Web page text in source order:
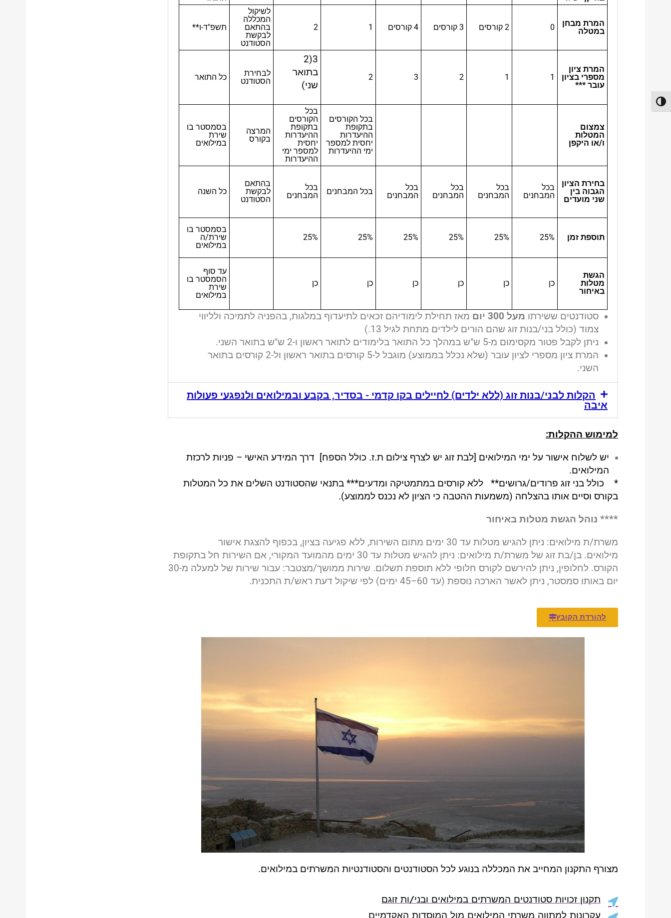
הפעל/כבה ניגודיות גבוהה
המרת מבחן
במטלה
0 2 קורסים 3 קורסים 4 קורסים 1
2
לשיקול
המכללה
בהתאם
לבקשת
הסטודנט
תשפ"ד-ו**
המרת ציון
מספרי בציון
עובר ***
1
1
2
3
2
3
(2
בתואר
שני)
לבחירת
הסטודנט
כל התואר
צמצום
המטלות
ו/או היקפן
בכל הקורסים
בתקופת
ההיעדרות
יחסית למספר
ימי ההיעדרות
בכל
הקורסים
בתקופת
ההיעדרות
יחסית
למספר ימי
ההיעדרות
המרצה
בקורס
בסמסטר בו
שירת
במילואים
בחירת הציון
הגבוה בין
שני מועדים
בכל
המבחנים
בכל
המבחנים
בכל
המבחנים
בכל
המבחנים
בכל המבחנים
בכל
המבחנים
בהתאם
לבקשת
הסטודנט
כל השנה
תוספת זמן 25%
25%
25%
25%
25%
25%
בסמסטר בו
שירת/ה
במילואים
הגשת
מטלות
באיחור
כן כן כן כן כן כן
עד סוף
הסמסטר בו
שירת
במילואים
סטודנטים ששירתו מעל 300 יום
מאז תחילת לימודיהם זכאים לתיעדוף במלגות, בהפניה לתמיכה ולליווי
צמוד (כולל בני/בנות זוג שהם הורים לילדים מתחת לגיל 13.)
ניתן לקבל פטור מקסימום מ-5 ש"ש במהלך כל התואר בלימודים לתואר ראשון ו-2 ש"ש בתואר השני.
המרת ציון מספרי לציון עובר (שלא נכלל בממוצע) מוגבל ל-5 קורסים בתואר ראשון ול-2 קורסים בתואר
השני.
הקלות לבני/בנות זוג (ללא ילדים) לחיילים בקו קדמי - בסדיר, בקבע ובמילואים ולנפגעי פעולות
איבה
למימוש ההקלות:
יש לשלוח אישור על ימי המילואים [לבת זוג יש לצרף צילום ת.ז. כולל הספח] דרך המידע האישי – פניות לרכזת
המילואים.
* כולל בני זוג פרודים/גרושים** ללא קורסים במתמטיקה ומדעים*** בתנאי שהסטודנט השלים את כל המטלות
בקורס וסיים אותו בהצלחה (משמעות ההטבה כי הציון לא נכנס לממוצע).
**** נוהל הגשת מטלות באיחור
משרת/ת מילואים: ניתן להגיש מטלות עד 30 ימים מתום השירות, ללא פגיעה בציון, בכפוף להצגת אישור
מילואים.
בן/בת זוג של משרת/ת מילואים: ניתן להגיש מטלות עד 30 ימים מהמועד המקורי, אם השירות חל בתקופת
הקורס. לחלופין, ניתן להירשם לקורס חלופי ללא תוספת תשלום.
שירות ממושך/מצטבר: עבור שירות של למעלה מ-30
יום באותו סמסטר, ניתן לאשר הארכה נוספת (עד 60–45 ימים) לפי שיקול דעת ראש/ת התכנית.
להורדת הקובץ
מצורף התקנון המחייב את המכללה בנוגע לכל הסטודנטים והסטודנטיות המשרתים במילואים.
תקנון זכויות סטודנטים המשרתים במילואים ובני/ות זוגם